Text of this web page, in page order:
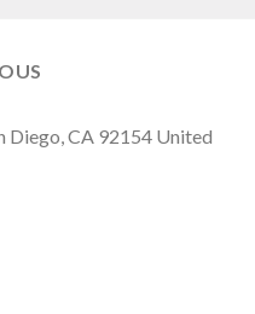
Diego, CA 92154 United